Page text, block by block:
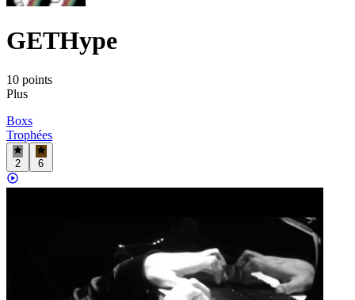
GETHype
10 points
Plus
Boxs
Trophées
2 6